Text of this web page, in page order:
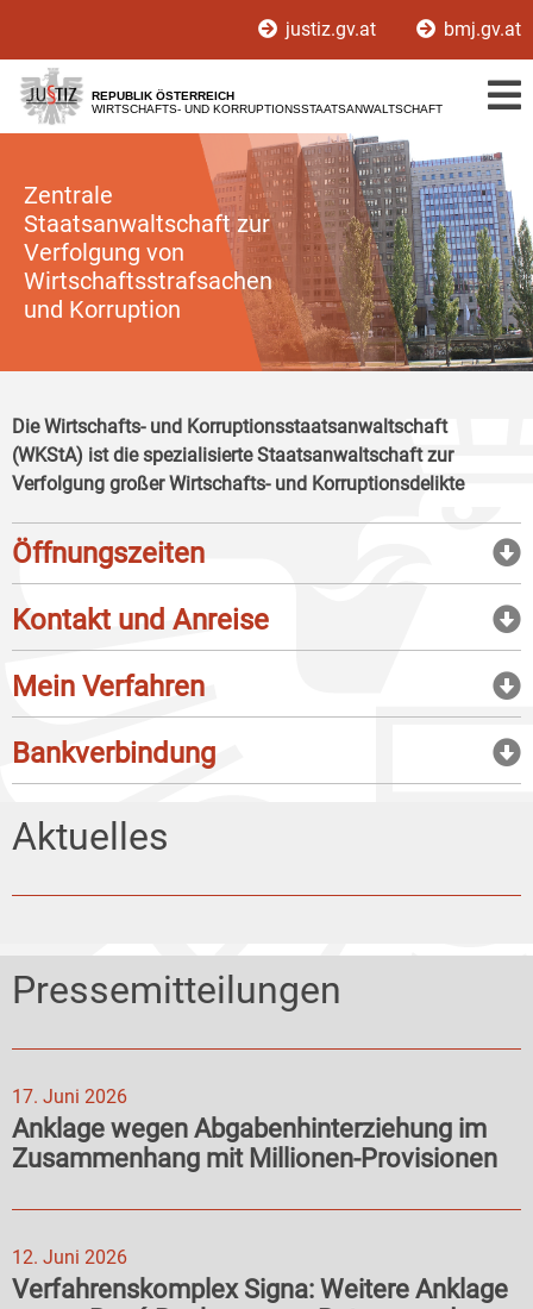
[1]
[2]
justiz.gv.at bmj.gv.at
REPUBLIK ÖSTERREICH
WIRTSCHAFTS- UND KORRUPTIONSSTAATSANWALTSCHAFT
Zentrale
Staatsanwaltschaft zur
Verfolgung von
Wirtschaftsstrafsachen
und Korruption
Die Wirtschafts- und Korruptionsstaatsanwaltschaft
(WKStA) ist die spezialisierte Staatsanwaltschaft zur
Verfolgung großer Wirtschafts- und Korruptionsdelikte
Öffnungszeiten
Kontakt und Anreise
Mein Verfahren
Bankverbindung
Aktuelles
Pressemitteilungen
17. Juni 2026
Anklage wegen Abgabenhinterziehung im
Zusammenhang mit Millionen-Provisionen
12. Juni 2026
Verfahrenskomplex Signa: Weitere Anklage